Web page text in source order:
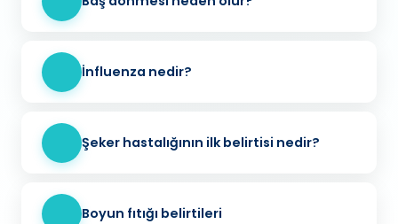
İnfluenza nedir?
Şeker hastalığının ilk belirtisi nedir?
Boyun fıtığı belirtileri